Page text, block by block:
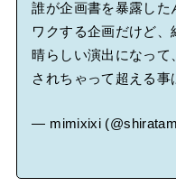
誰が企画書を暴露した
ワクする企画だけど
晴らしい演出になって
されちゃって超える事
— mimixixi